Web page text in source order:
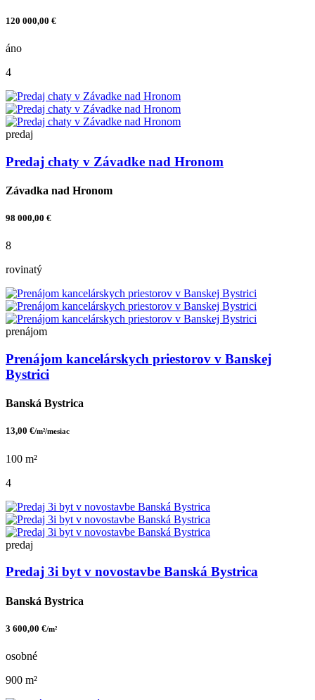
120 000,00 €
áno
4
predaj
Predaj chaty v Závadke nad Hronom
Závadka nad Hronom
98 000,00 €
8
rovinatý
prenájom
Prenájom kancelárskych priestorov v Banskej
Bystrici
Banská Bystrica
13,00 €/m²/mesiac
100 m²
4
predaj
Predaj 3i byt v novostavbe Banská Bystrica
Banská Bystrica
3 600,00 €/m²
osobné
900 m²